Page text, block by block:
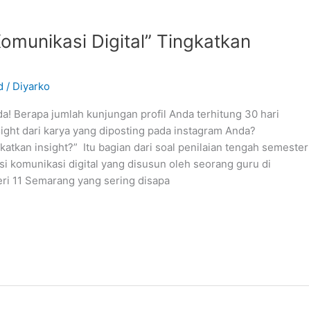
Digital” Tingkatkan
/ Diyarko
Berapa jumlah kunjungan profil Anda terhitung 30 hari
dari karya yang diposting pada instagram Anda?
insight?” Itu bagian dari soal penilaian tengah semester
komunikasi digital yang disusun oleh seorang guru di
11 Semarang yang sering disapa